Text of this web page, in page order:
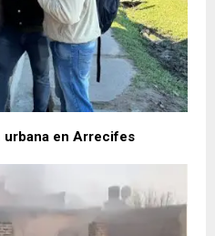
urbana en Arrecifes